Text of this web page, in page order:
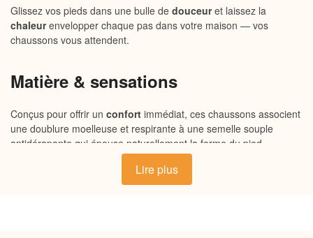
Glissez vos pieds dans une bulle de douceuret laissez la
chaleurenvelopper chaque pas dans votre maison — vos
chaussons vous attendent.
Matière & sensations
Conçus pour offrir un confort immédiat, ces chaussons associent
une doublure moelleuse et respirante à une semelle souple
antidérapante qui épouse naturellement la forme du pied.
L’extérieur en tissu doux au toucher garantit une
enveloppante dès le premier contact, tandis que les matières
sélectionnées retiennent lachaleursans alourdir ni comprimer.
Lire plus